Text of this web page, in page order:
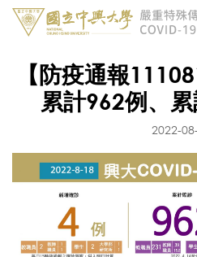
【防疫通報
累計962例、
2022-